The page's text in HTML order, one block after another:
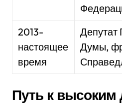
2013-
настоящее
время
Депутат
Думы,
Путь к высоким